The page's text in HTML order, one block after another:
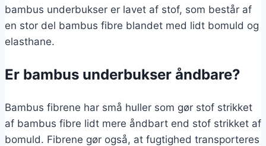
bambus underbukser er lavet af stof, som består af
en stor del bambus fibre blandet med lidt bomuld og
elasthane.
Er bambus underbukser åndbare?
Bambus fibrene har små huller som gør stof strikket
af bambus fibre lidt mere åndbart end stof strikket af
bomuld. Fibrene gør også, at fugtighed transporteres